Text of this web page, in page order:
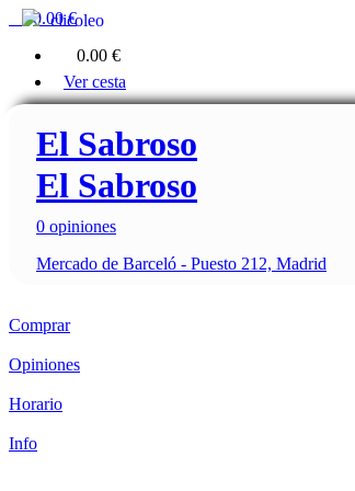
0.00 €
clicoleo
0.00 €
Ver cesta
El Sabroso
El Sabroso
0 opiniones
Mercado de Barceló - Puesto 212, Madrid
Comprar
Opiniones
Horario
Info